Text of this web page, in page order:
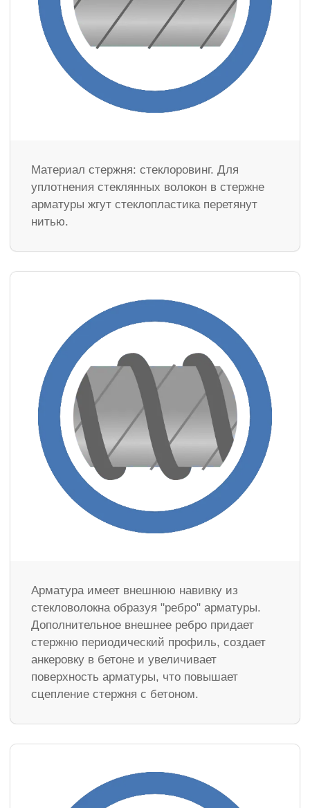
Материал стержня: стеклоровинг. Для
уплотнения стеклянных волокон в стержне
арматуры жгут стеклопластика перетянут
нитью.
Арматура имеет внешнюю навивку из
стекловолокна образуя "ребро" арматуры.
Дополнительное внешнее ребро придает
стержню периодический профиль, создает
анкеровку в бетоне и увеличивает
поверхность арматуры, что повышает
сцепление стержня с бетоном.